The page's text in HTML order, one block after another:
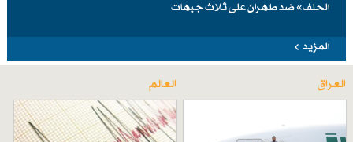
الحلف» ضد طهرانَ على ثلاث جبهات
المزيد
العراق العالم